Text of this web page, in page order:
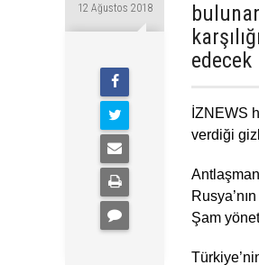
12 Ağustos 2018
edecek
İZNEWS
verdiği
Şam